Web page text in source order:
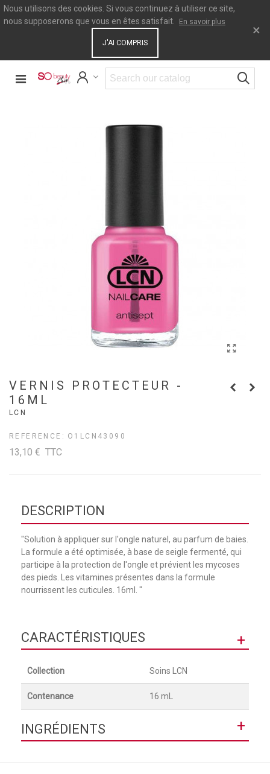
Nous utilisons des cookies. Si vous continuez à utiliser ce site,
nous supposerons que vous en êtes satisfait.
En savoir plus
J'AI COMPRIS
×
VERNIS PROTECTEUR -
16ML
LCN
REFERENCE: O1LCN43090
13,10 € TTC
DESCRIPTION
"Solution à appliquer sur l'ongle naturel, au parfum de baies.
La formule a été optimisée, à base de seigle fermenté, qui
participe à la protection de l'ongle et prévient les mycoses
des pieds. Les vitamines présentes dans la formule
nourrissent les cuticules. 16ml. "
CARACTÉRISTIQUES +
Collection Soins LCN
Contenance 16 mL
INGRÉDIENTS +